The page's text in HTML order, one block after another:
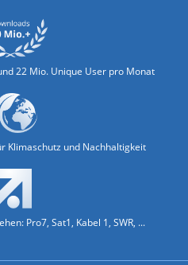
22 Mio. Unique User pro Monat
Klimaschutz und Nachhaltigkeit
Pro7, Sat1, Kabel 1, SWR, ...